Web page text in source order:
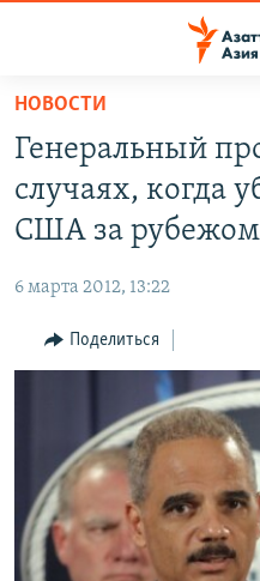
Вернуться
основному
содержанию
Вернутся
главной
навигации
Вернутся
КАЗАХСТАН
КЫРГЫЗСТАН
ТАДЖИКИСТАН
НОВОСТИ
ВОЙНА В УКРАИНЕ
ҚАЗАҚША
КЫРГЫЗЧА
ТОҶИКӢ
TÜRKMENÇE
Все сайты РСЕ/РС
НОВОСТИ
Генеральный
случаях, когда
США за
6 марта 2012, 13:22
Поделиться